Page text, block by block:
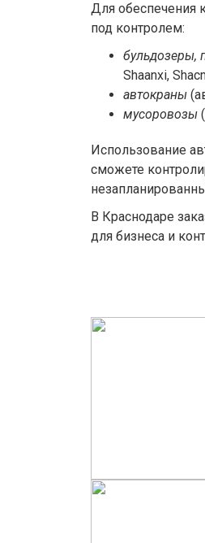
Для обеспечения
под контролем:
бульдозеры,
Shaanxi,
автокраны
мусоровозы
Использование
сможете
В Краснодаре
для бизнеса и